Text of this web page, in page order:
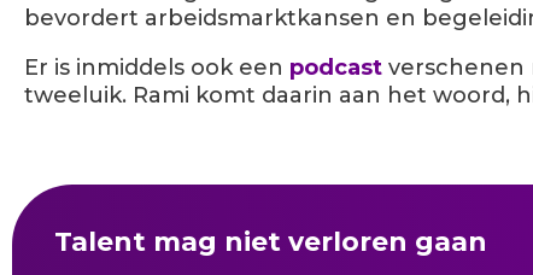
bevordert arbeidsmarktkansen en
Er is inmiddels ook een podcast verschenen
tweeluik. Rami komt daarin aan het woord,
Talent mag niet verloren gaan